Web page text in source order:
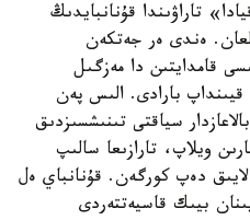
تاراۋىندا قۇنانبايدىڭ
ەندى ەر جەتكەن
قامدايتىن دا مەزگىل
بارادى. الىس پەن
سياقتى تىنىشسىزدىق
ويلاپ، تارازىعا سالىپ
لايىق دەپ كورگەن. قۇنانباي ەل
بيىك قاسيەتتەردى